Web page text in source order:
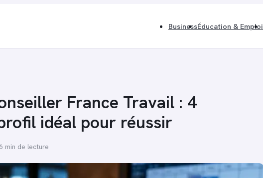
BusinessÉducation & Emploi
France Travail : 4
idéal pour réussir
6 min de lecture